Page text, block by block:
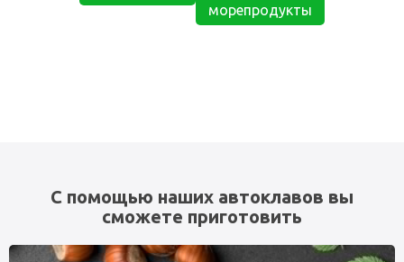
морепродукты
С помощью наших автоклавов вы
сможете приготовить